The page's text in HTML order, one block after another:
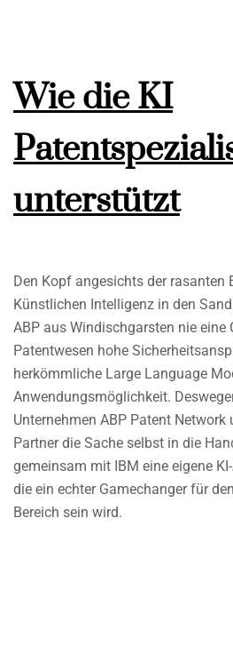
Wie die KI
unterstützt
Den Kopf angesichts der rasanten
Künstlichen Intelligenz in den
ABP aus Windischgarsten nie eine
Patentwesen hohe
herkömmliche Large Language
Anwendungsmöglichkeit.
Unternehmen ABP Patent
Partner die Sache selbst in die
gemeinsam mit IBM eine eigene
die ein echter Gamechanger für
Bereich sein wird.